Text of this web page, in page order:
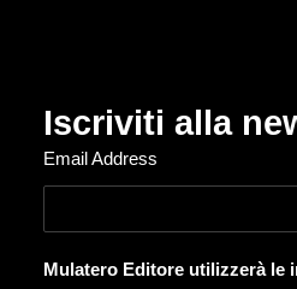
Iscriviti alla
Email Address
Mulatero Editore utilizzerà le